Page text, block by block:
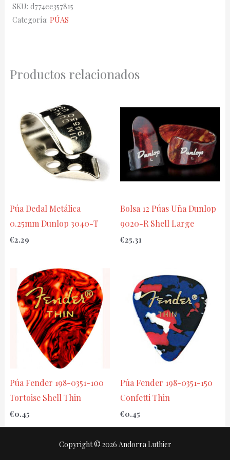
558P-
100
Standard
cantidad
SKU: d774ee357815
Categoría: PÚAS
Productos relacionados
Púa Dedal Metálica
0.25mm Dunlop 3040-T
€2.29
Bolsa 12 Púas Uña Dunlop
9020-R Shell Large
€25.31
Púa Fender 198-0351-100
Tortoise Shell Thin
€0.45
Púa Fender 198-0351-150
Confetti Thin
€0.45
Copyright © 2026 Andorra Luthier